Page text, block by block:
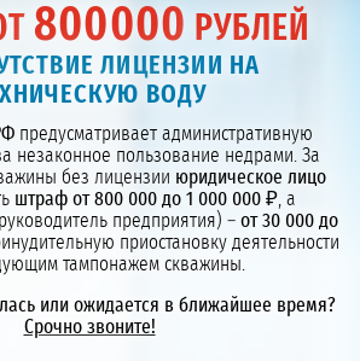
800000 РУБЛЕЙ
ЛИЦЕНЗИИ НА
ВОДУ
предусматривает административную
незаконное пользование недрами. За
без лицензии юридическое лицо
штраф от 800 000 до 1 000 000 ₽, а
предприятия) – от 30 000 до
приостановку деятельности
тампонажем скважины.
или ожидается в ближайшее время?
Срочно звоните!